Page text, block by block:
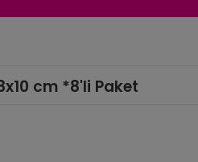
cm *8'li Paket